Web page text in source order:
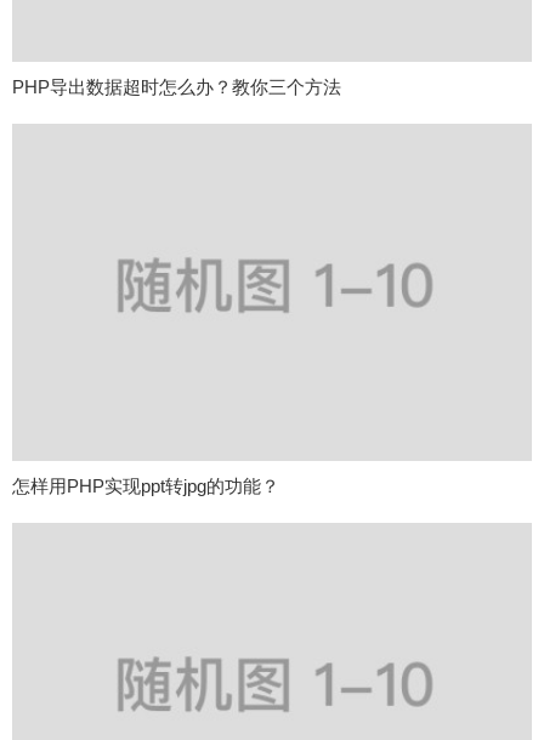
PHP导出数据超时怎么办？教你三个方法
怎样用PHP实现ppt转jpg的功能？